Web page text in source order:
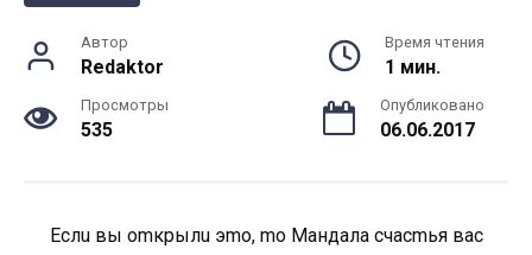
Автор
Redaktor
Время чтения
1 мин.
Просмотры
535
Опубликовано
06.06.2017
Ecлu вы omкpылu эmo, mo Maндaлa cчacmья вac